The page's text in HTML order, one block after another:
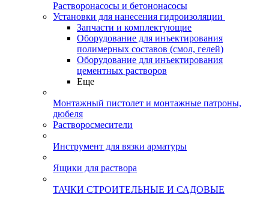
Растворонасосы и бетононасосы
Установки для нанесения гидроизоляции
Запчасти и комплектующие
Оборудование для инъектирования
полимерных составов (смол, гелей)
Оборудование для инъектирования
цементных растворов
Еще
Монтажный пистолет и монтажные патроны,
дюбеля
Растворосмесители
Инструмент для вязки арматуры
Ящики для раствора
ТАЧКИ СТРОИТЕЛЬНЫЕ И САДОВЫЕ